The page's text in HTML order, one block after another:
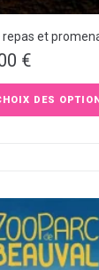
repas et
€
DES